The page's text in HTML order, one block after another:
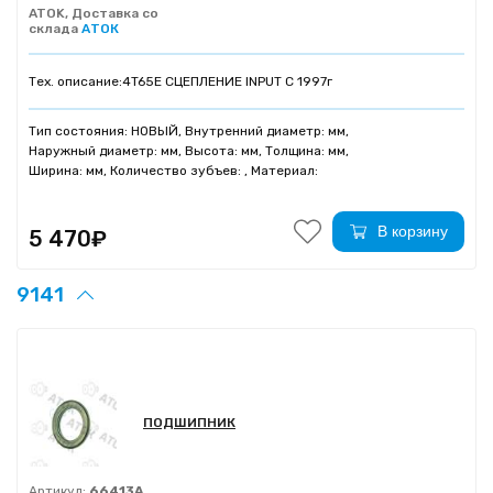
ATOK, Доставка со
склада АТОК
Тех. описание:4T65E СЦЕПЛЕНИЕ INPUT C 1997г
Тип состояния: НОВЫЙ, Внутренний диаметр: мм,
Наружный диаметр: мм, Высота: мм, Толщина: мм,
Ширина: мм, Количество зубъев: , Материал:
5 470₽ В корзину
9141
ПОДШИПНИК